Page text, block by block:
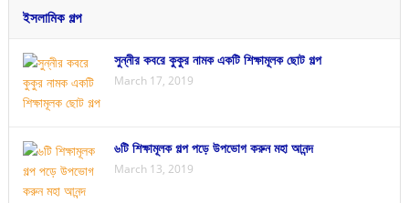
ইসলামিক গল্প
সুন্নীর কবরে কুকুর নামক একটি শিক্ষামূলক ছোট গল্প
March 17, 2019
৬টি শিক্ষামূলক গল্প পড়ে উপভোগ করুন মহা আনন্দ
March 13, 2019